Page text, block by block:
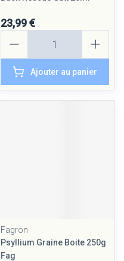
23,99 €
Ajouter au panier
Fagron
Psyllium Graine Boite 250g
Fag